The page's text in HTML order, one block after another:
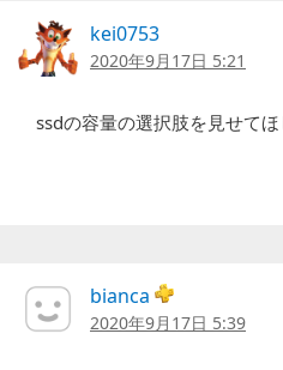
kei0753
2020年9月17日 5:21
ssdの容量の選択肢を見せてほ
bianca
2020年9月17日 5:39